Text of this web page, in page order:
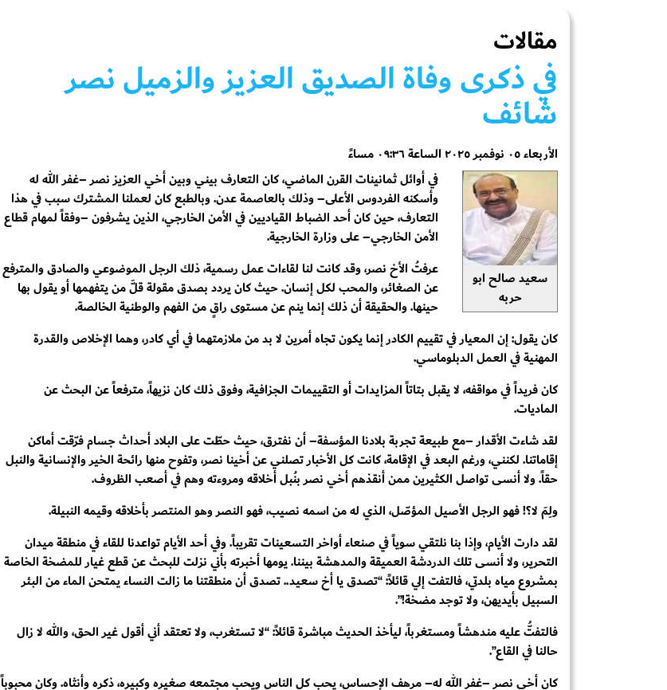
مقالات
في ذكرى وفاة الصديق العزيز والزميل نصر
شائف
الأربعاء ٠٥ نوفمبر ٢٠٢٥ الساعة ٠٩:٣٦ مساءً
سعيد صالح ابو
حربه
في أوائل ثمانينات القرن الماضي، كان التعارف بيني وبين أخي العزيز نصر –غفر الله له
وأسكنه الفردوس الأعلى– وذلك بالعاصمة عدن. وبالطبع كان لعملنا المشترك سبب في هذا
التعارف، حين كان أحد الضباط القياديين في الأمن الخارجي، الذين يشرفون –وفقاً لمهام قطاع
الأمن الخارجي– على وزارة الخارجية.
عرفتُ الأخ نصر، وقد كانت لنا لقاءات عمل رسمية، ذلك الرجل الموضوعي والصادق والمترفع
عن الصغائر، والمحب لكل إنسان. حيث كان يردد بصدق مقولة قلَّ من يتفهمها أو يقول بها
حينها. والحقيقة أن ذلك إنما ينم عن مستوى راقٍ من الفهم والوطنية الخالصة.
كان يقول: إن المعيار في تقييم الكادر إنما يكون تجاه أمرين لا بد من ملازمتهما في أي كادر، وهما الإخلاص والقدرة
المهنية في العمل الدبلوماسي.
كان فريداً في مواقفه، لا يقبل بتاتاً المزايدات أو التقييمات الجزافية، وفوق ذلك كان نزيهاً، مترفعاً عن البحث عن
الماديات.
لقد شاءت الأقدار –مع طبيعة تجربة بلادنا المؤسفة– أن نفترق، حيث حطّت على البلاد أحداث جسام فرّقت أماكن
إقاماتنا. لكنني، ورغم البعد في الإقامة، كانت كل الأخبار تصلني عن أخينا نصر، وتفوح منها رائحة الخير والإنسانية والنبل
حقاً. ولا أنسى تواصل الكثيرين ممن أنقذهم أخي نصر بنُبل أخلاقه ومروءته وهم في أصعب الظروف.
ولِمَ لا؟! فهو الرجل الأصيل المؤصّل، الذي له من اسمه نصيب، فهو النصر وهو المنتصر بأخلاقه وقيمه النبيلة.
لقد دارت الأيام، وإذا بنا نلتقي سوياً في صنعاء أواخر التسعينات تقريباً. وفي أحد الأيام تواعدنا للقاء في منطقة ميدان
التحرير، ولا أنسى تلك الدردشة العميقة والمدهشة بيننا. يومها أخبرته بأني نزلت للبحث عن قطع غيار للمضخة الخاصة
بمشروع مياه بلدتي، فالتفت إلي قائلاً: “تصدق يا أخ سعيد.. تصدق أن منطقتنا ما زالت النساء يمتحن الماء من البئر
السبيل بأيديهن، ولا توجد مضخة!”.
فالتفتُّ عليه مندهشاً ومستغرباً، ليأخذ الحديث مباشرة قائلاً: “لا تستغرب، ولا تعتقد أني أقول غير الحق، والله لا زال
حالنا في القاع”.
كان أخي نصر –غفر الله له– مرهف الإحساس، يحب كل الناس ويحب مجتمعه صغيره وكبيره، ذكره وأنثاه. وكان محبوباً